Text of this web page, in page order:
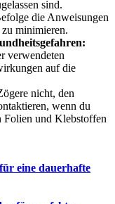
sind.
die Anweisungen
minimieren.
verwendeten
auf die
nicht, den
wenn du
Folien und Klebstoffen
eine dauerhafte